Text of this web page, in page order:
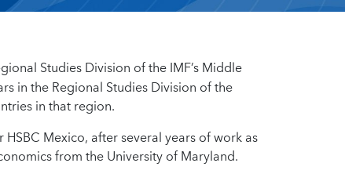
Studies Division of the IMF’s Middle
in the Regional Studies Division of the
in that region.
Mexico, after several years of work as
from the University of Maryland.